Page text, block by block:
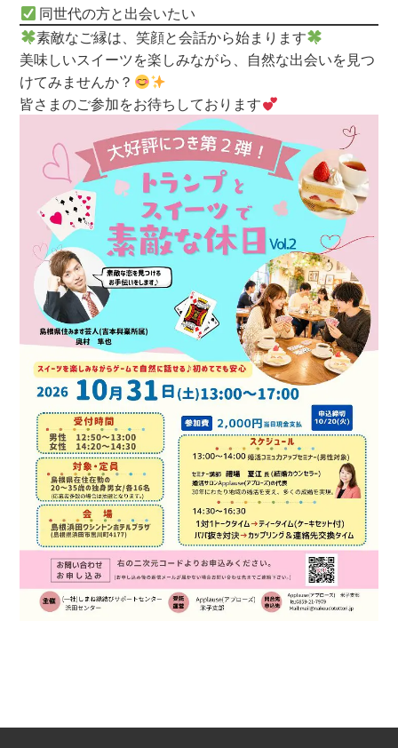
同世代の方と出会いたい
素敵なご縁は、笑顔と会話から始まります
美味しいスイーツを楽しみながら、自然な出会いを見つ
けてみませんか？
皆さまのご参加をお待ちしております